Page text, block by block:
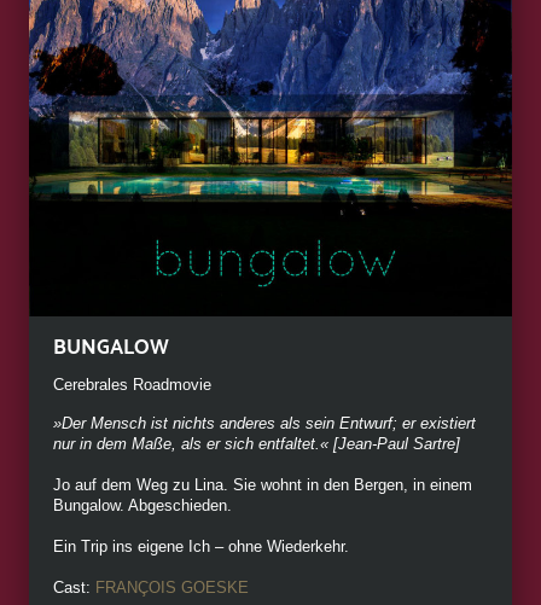
BUNGALOW
Cerebrales Roadmovie
»Der Mensch ist nichts anderes als sein Entwurf; er existiert
nur in dem Maße, als er sich entfaltet.« [Jean-Paul Sartre]
Jo auf dem Weg zu Lina. Sie wohnt in den Bergen, in einem
Bungalow. Abgeschieden.
Ein Trip ins eigene Ich – ohne Wiederkehr.
Cast: FRANÇOIS GOESKE